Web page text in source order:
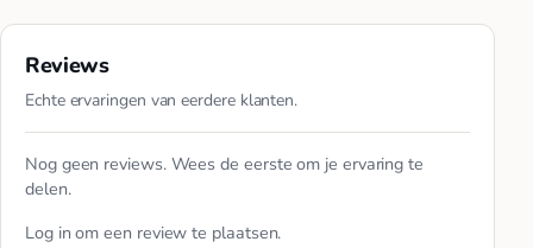
Reviews
Echte ervaringen van eerdere klanten.
Nog geen reviews. Wees de eerste om je ervaring te
delen.
Log in om een review te plaatsen.